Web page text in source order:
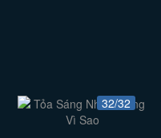
32/32